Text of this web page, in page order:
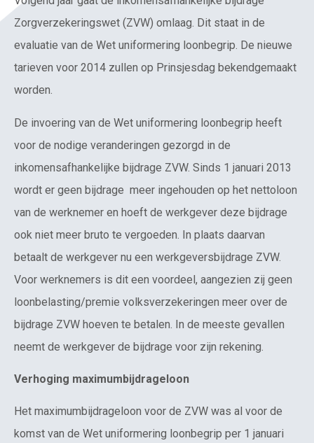
Zorgverzekeringswet (ZVW) omlaag. Dit staat in de
evaluatie van de Wet uniformering loonbegrip. De nieuwe
tarieven voor 2014 zullen op Prinsjesdag bekendgemaakt
worden.
De invoering van de Wet uniformering loonbegrip heeft
voor de nodige veranderingen gezorgd in de
inkomensafhankelijke bijdrage ZVW. Sinds 1 januari 2013
wordt er geen bijdrage meer ingehouden op het nettoloon
van de werknemer en hoeft de werkgever deze bijdrage
ook niet meer bruto te vergoeden. In plaats daarvan
betaalt de werkgever nu een werkgeversbijdrage ZVW.
Voor werknemers is dit een voordeel, aangezien zij geen
loonbelasting/premie volksverzekeringen meer over de
bijdrage ZVW hoeven te betalen. In de meeste gevallen
neemt de werkgever de bijdrage voor zijn rekening.
Verhoging maximumbijdrageloon
Het maximumbijdrageloon voor de ZVW was al voor de
komst van de Wet uniformering loonbegrip per 1 januari